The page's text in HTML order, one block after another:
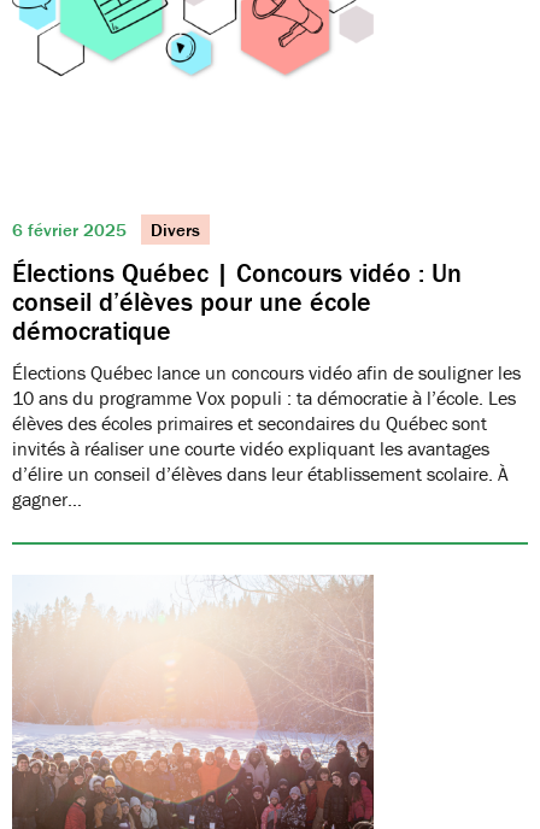
6 février 2025 Divers
Élections Québec | Concours vidéo : Un
conseil d’élèves pour une école
démocratique
Élections Québec lance un concours vidéo afin de souligner les
10 ans du programme Vox populi : ta démocratie à l’école. Les
élèves des écoles primaires et secondaires du Québec sont
invités à réaliser une courte vidéo expliquant les avantages
d’élire un conseil d’élèves dans leur établissement scolaire. À
gagner…